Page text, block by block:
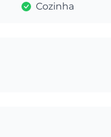
Cozinha